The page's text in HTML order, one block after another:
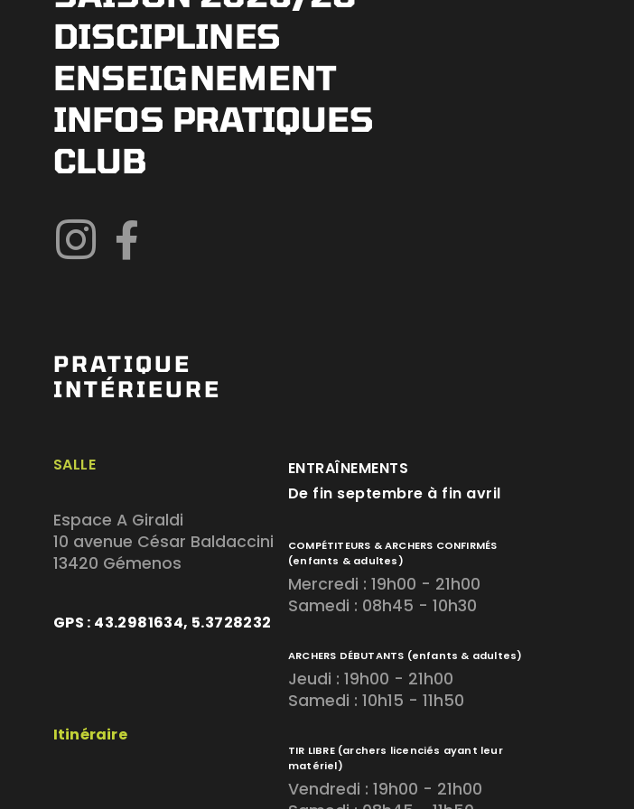
DISCIPLINES
ENSEIGNEMENT
INFOS PRATIQUES
CLUB
PRATIQUE
INTÉRIEURE
SALLE
Espace A Giraldi
10 avenue César Baldaccini
13420 Gémenos
GPS : 43.2981634, 5.3728232
Itinéraire
ENTRAÎNEMENTS
De fin septembre à fin avril
COMPÉTITEURS & ARCHERS CONFIRMÉS
(enfants & adultes)
Mercredi : 19h00 - 21h00
Samedi : 08h45 - 10h30
ARCHERS DÉBUTANTS (enfants & adultes)
Jeudi : 19h00 - 21h00
Samedi : 10h15 - 11h50
TIR LIBRE (archers licenciés ayant leur
matériel)
Vendredi : 19h00 - 21h00